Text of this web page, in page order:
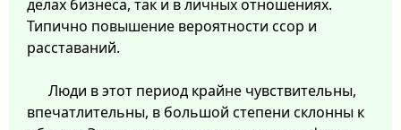
делах бизнеса, так и в личных отношениях.
Типично повышение вероятности ссор и
расставаний.
Люди в этот период крайне чувствительны,
впечатлительны, в большой степени склонны к